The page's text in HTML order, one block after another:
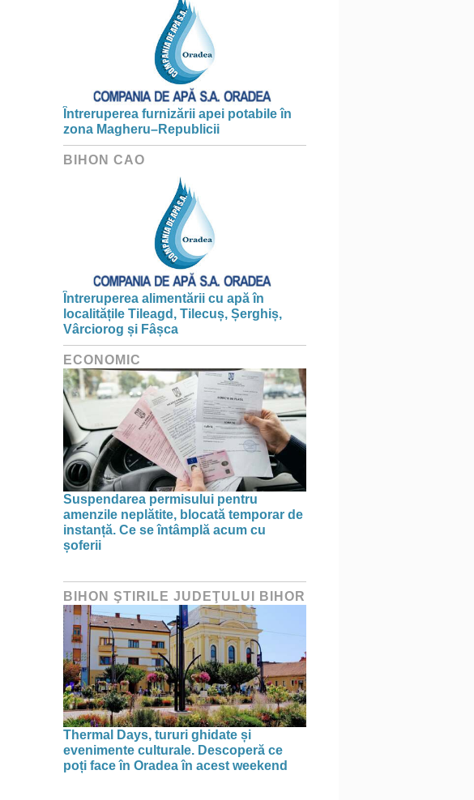
Întreruperea furnizării apei potabile în
zona Magheru–Republicii
BIHON CAO
Întreruperea alimentării cu apă în
localitățile Tileagd, Tilecuș, Șerghiș,
Vârciorog și Fâșca
ECONOMIC
Suspendarea permisului pentru
amenzile neplătite, blocată temporar de
instanță. Ce se întâmplă acum cu
șoferii
BIHON ŞTIRILE JUDEŢULUI BIHOR
Thermal Days, tururi ghidate și
evenimente culturale. Descoperă ce
poți face în Oradea în acest weekend